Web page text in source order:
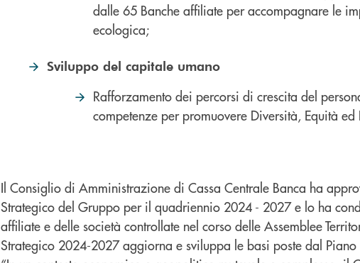
dalle 65 Banche affiliate per accompagnare le
ecologica;
Sviluppo del capitale umano
Rafforzamento dei percorsi di crescita del
competenze per promuovere Diversità, Equità
Il Consiglio di Amministrazione di Cassa Centrale Banca ha
Strategico del Gruppo per il quadriennio 2024 - 2027 e lo ha
affiliate e delle società controllate nel corso delle Assemblee
Strategico 2024-2027 aggiorna e sviluppa le basi poste dal